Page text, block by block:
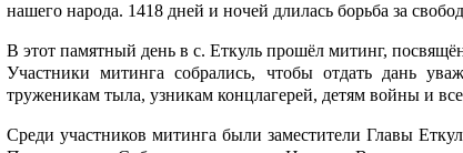
нашего народа. 1418 дней и ночей длилась борьба за
В этот памятный день в с. Еткуль прошёл митинг,
Участники митинга собрались, чтобы отдать дань
труженикам тыла, узникам концлагерей, детям войны и
Среди участников митинга были заместители Главы